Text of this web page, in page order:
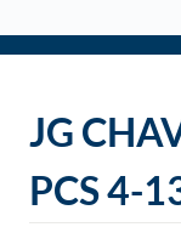
JG
PCS 4-